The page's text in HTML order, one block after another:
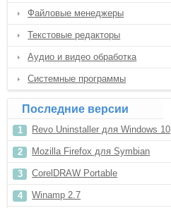
Файловые менеджеры
Текстовые редакторы
Аудио и видео обработка
Системные программы
Последние версии
Revo Uninstaller для Windows 10
Mozilla Firefox для Symbian
CorelDRAW Portable
Winamp 2.7